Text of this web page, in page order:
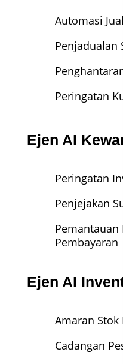
Automasi
Penjadualan
Peringatan
Ejen AI
Peringatan
Penjejakan
Pemantauan
Pembayaran
Ejen AI
Amaran Stok
Cadangan